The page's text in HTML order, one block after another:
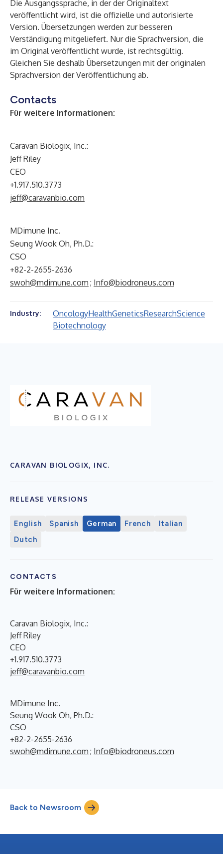
Die Ausgangssprache, in der der Originaltext
veröffentlicht wird, ist die offizielle und autorisierte
Version. Übersetzungen werden zur besseren
Verständigung mitgeliefert. Nur die Sprachversion, die
im Original veröffentlicht wurde, ist rechtsgültig.
Gleichen Sie deshalb Übersetzungen mit der originalen
Sprachversion der Veröffentlichung ab.
Contacts
Für weitere Informationen:
Caravan Biologix, Inc.:
Jeff Riley
CEO
+1.917.510.3773
jeff@caravanbio.com
MDimune Inc.
Seung Wook Oh, Ph.D.:
CSO
+82-2-2655-2636
swoh@mdimune.com ; Info@biodroneus.com
Industry: OncologyHealthGeneticsResearchScience
Biotechnology
CARAVAN BIOLOGIX, INC.
RELEASE VERSIONS
English Spanish German French
Italian
Dutch
CONTACTS
Für weitere Informationen:
Caravan Biologix, Inc.:
Jeff Riley
CEO
+1.917.510.3773
jeff@caravanbio.com
MDimune Inc.
Seung Wook Oh, Ph.D.:
CSO
+82-2-2655-2636
swoh@mdimune.com ; Info@biodroneus.com
Back to Newsroom